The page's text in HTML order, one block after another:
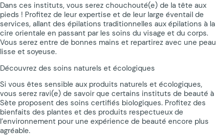
Dans ces instituts, vous serez chouchouté(e) de la tête aux
pieds ! Profitez de leur expertise et de leur large éventail de
services, allant des épilations traditionnelles aux épilations à la
cire orientale en passant par les soins du visage et du corps.
Vous serez entre de bonnes mains et repartirez avec une peau
lisse et soyeuse.
Découvrez des soins naturels et écologiques
Si vous êtes sensible aux produits naturels et écologiques,
vous serez ravi(e) de savoir que certains instituts de beauté à
Sète proposent des soins certifiés biologiques. Profitez des
bienfaits des plantes et des produits respectueux de
l’environnement pour une expérience de beauté encore plus
agréable.